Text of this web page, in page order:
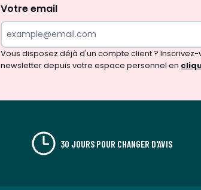
et
de
surprises?
Votre email
Vous disposez déjà d'un compte client ? Inscrivez-
newsletter depuis votre espace personnel en
30 JOURS POUR CHANGER D'AVIS